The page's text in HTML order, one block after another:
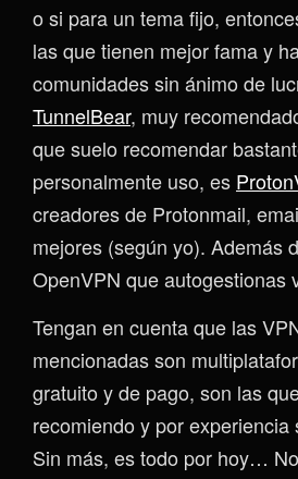
o si para un tema fijo,
las que tienen mejor fama y
comunidades sin ánimo de
TunnelBear, muy
que suelo recomendar
personalmente uso, es
creadores de Protonmail,
mejores (según yo). Además
OpenVPN que autogestionas
Tengan en cuenta que las
mencionadas son
gratuito y de pago, son las
recomiendo y por experiencia
Sin más, es todo por hoy…